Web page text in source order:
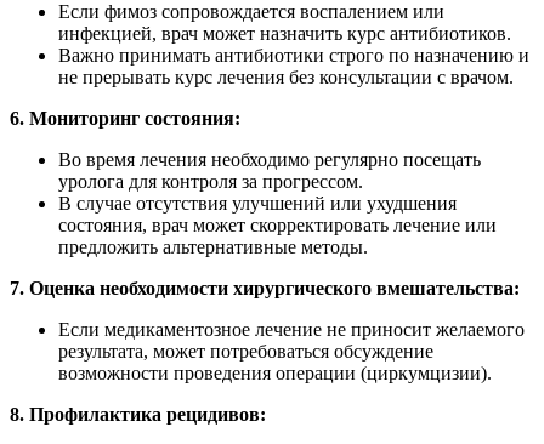
Если фимоз сопровождается воспалением или
инфекцией, врач может назначить курс антибиотиков.
Важно принимать антибиотики строго по назначению и
не прерывать курс лечения без консультации с врачом.
6. Мониторинг состояния:
Во время лечения необходимо регулярно посещать
уролога для контроля за прогрессом.
В случае отсутствия улучшений или ухудшения
состояния, врач может скорректировать лечение или
предложить альтернативные методы.
7. Оценка необходимости хирургического вмешательства:
Если медикаментозное лечение не приносит желаемого
результата, может потребоваться обсуждение
возможности проведения операции (циркумцизии).
8. Профилактика рецидивов: